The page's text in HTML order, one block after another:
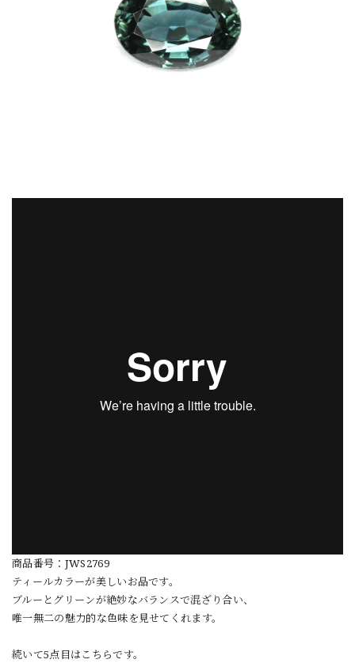
商品番号：JWS2769
ティールカラーが美しいお品です。
ブルーとグリーンが絶妙なバランスで混ざり合い、
唯一無二の魅力的な色味を見せてくれます。
続いて5点目はこちらです。